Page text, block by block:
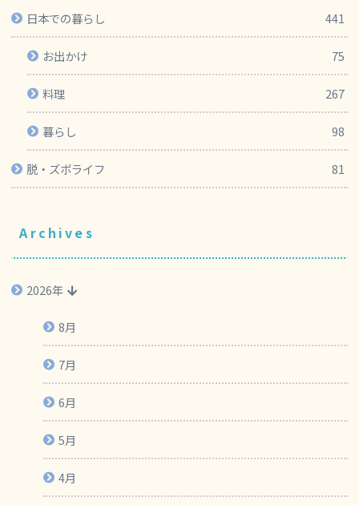
日本での暮らし 441
お出かけ 75
料理 267
暮らし 98
脱・ズボライフ 81
Archives
2026年
8月
7月
6月
5月
4月